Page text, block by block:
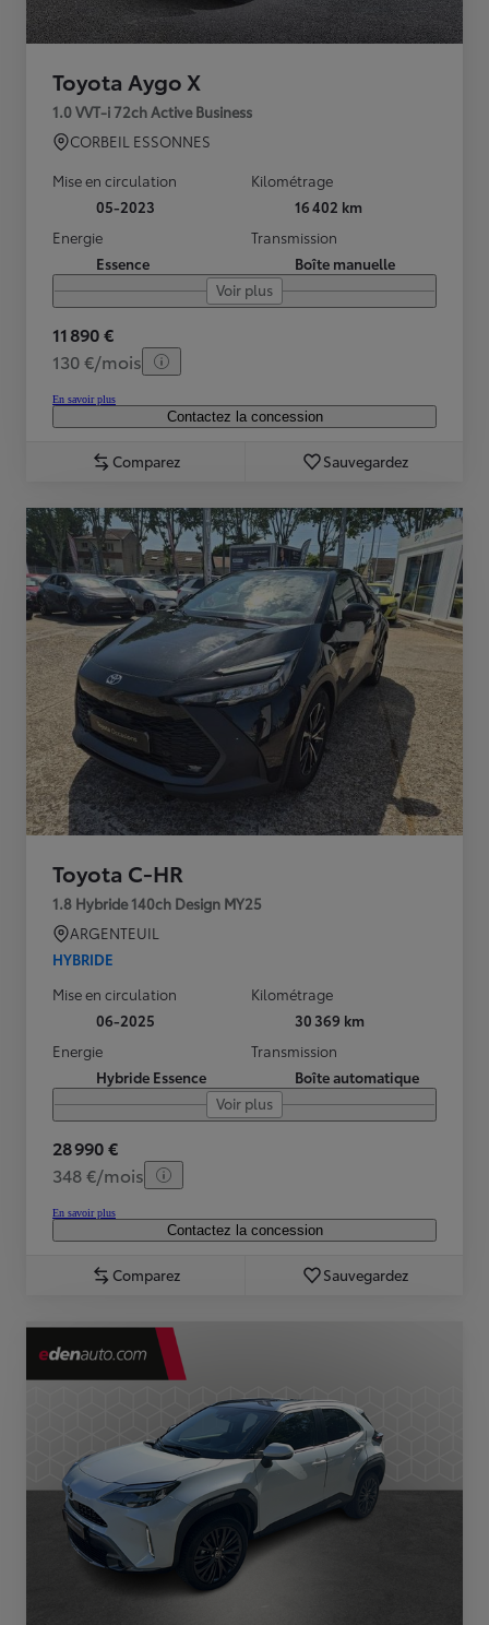
Toyota Aygo X
1.0 VVT-i 72ch Active Business
CORBEIL ESSONNES
Mise en circulation
05-2023
Kilométrage
16 402 km
Energie
Essence
Transmission
Boîte manuelle
Voir plus
11 890 €
130 €/mois
En savoir plus
Contactez la concession
Comparez Sauvegardez
Toyota C-HR
1.8 Hybride 140ch Design MY25
ARGENTEUIL
HYBRIDE
Mise en circulation
06-2025
Kilométrage
30 369 km
Energie
Hybride Essence
Transmission
Boîte automatique
Voir plus
28 990 €
348 €/mois
En savoir plus
Contactez la concession
Comparez Sauvegardez